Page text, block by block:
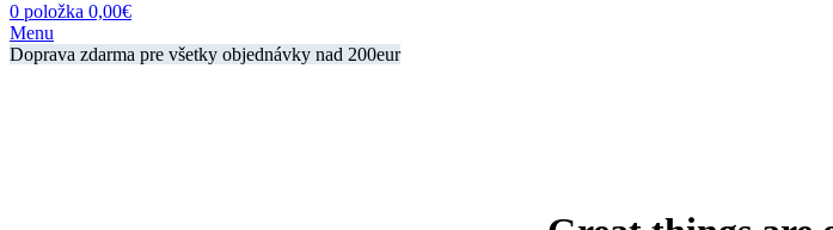
0 položka 0,00€
Menu
Doprava zdarma pre všetky objednávky nad 200eur